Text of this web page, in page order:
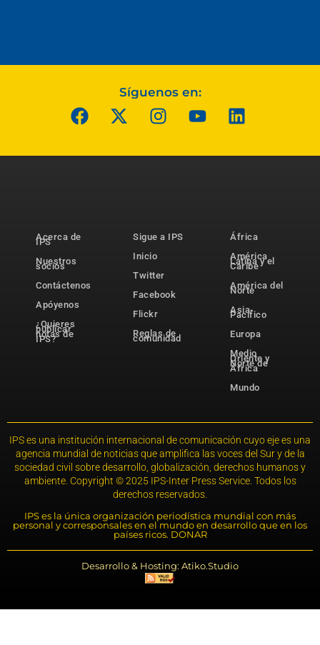
Síguenos en:
Acerca de
IPS
Nuestros
socios
Contáctenos
Apóyenos
¿Quieres
publicar
notas de
IPS?
Sigue a IPS
Inicio
Twitter
Facebook
Flickr
Reglas de
comunidad
África
América
Latina y el
Caribe
América del
Norte
Asia-
Pacífico
Europa
Medio
Oriente y
Norte de
África
Mundo
IPS es una institución internacional de comunicación cuyo eje es una
agencia mundial de noticias que amplifica las voces del Sur y de la
sociedad civil sobre desarrollo, globalización, derechos humanos y
ambiente. Copyright © 2025 IPS-Inter Press Service. Todos los
derechos reservados.
IPS es la única organización periodística mundial con más
personal y corresponsales en el mundo en desarrollo que en los
países ricos. DONAR
Desarrollo & Hosting: Atiko.Studio